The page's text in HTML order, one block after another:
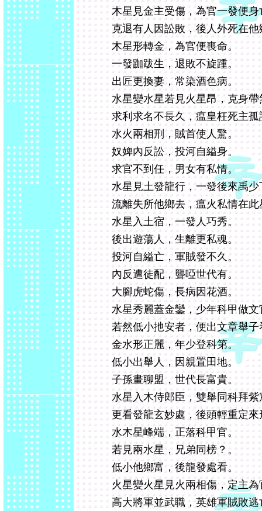
木星見金主受傷，為官一發便身
克退有人因訟敗，後人外死在他
木星形轉金，為官便喪命。
一發跏跋生，退敗不旋踵。
出匠更換妻，常染酒色病。
水星變水星若見火星昂，克身
求利求名不長久，瘟皇枉死主孤
水火兩相刑，賊首使人驚。
奴婢內反訟，投河自縊身。
求官不到任，男女有私情。
水星見土發龍行，一發後來禹少
流離失所他鄉去，瘟火私情在此
水星入土宿，一發人巧秀。
後出遊蕩人，生離更私魂。
投河自縊亡，軍賊發不久。
內反遭徒配，聾啞世代有。
大腳虎蛇傷，長病因花酒。
水星秀麗蓋金鑾，少年科甲做文
若然低小扡安者，便出文章舉子
金水形正麗，年少登科第。
低小出舉人，因親置田地。
子孫畫聊盟，世代長富貴。
水星入木侍郎臣，雙舉同科拜紫
更看發龍玄妙處，後頭輕重定來
水木星峰端，正落科甲官。
若見兩水星，兄弟同榜？。
低小他鄉富，後龍發處看。
火星變火星見火兩相傷，定主
高大將軍並武職，英雄軍賊敗逃